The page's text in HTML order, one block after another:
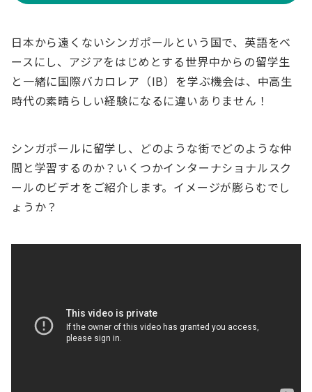
日本から遠くないシンガポールという国で、英語をベ
ースにし、アジアをはじめとする世界中からの留学生
と一緒に国際バカロレア（IB）を学ぶ機会は、中高生
時代の素晴らしい経験になるに違いありません！
シンガポールに留学し、どのような街でどのような仲
間と学習するのか？いくつかインターナショナルスク
ールのビデオをご紹介します。イメージが膨らむでし
ょうか？